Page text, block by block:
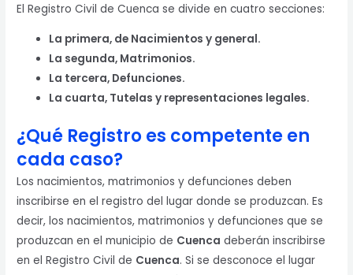
El Registro Civil de Cuenca se divide en cuatro secciones:
La primera, de Nacimientos y general.
La segunda, Matrimonios.
La tercera, Defunciones.
La cuarta, Tutelas y representaciones legales.
¿Qué Registro es competente en
cada caso?
Los nacimientos, matrimonios y defunciones deben
inscribirse en el registro del lugar donde se produzcan. Es
decir, los nacimientos, matrimonios y defunciones que se
produzcan en el municipio de Cuenca deberán inscribirse
en el Registro Civil de Cuenca. Si se desconoce el lugar